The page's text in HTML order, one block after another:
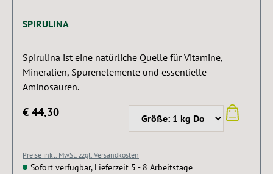
SPIRULINA
Spirulina ist eine natürliche Quelle für Vitamine,
Mineralien, Spurenelemente und essentielle
Aminosäuren.
€ 44,30
Preise inkl. MwSt. zzgl. Versandkosten
Sofort verfügbar, Lieferzeit 5 - 8 Arbeitstage